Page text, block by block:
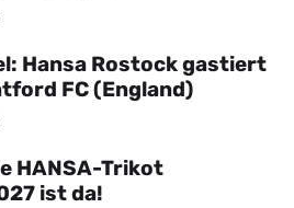
Hansa Rostock gastiert
FC (England)
HANSA-Trikot
ist da!